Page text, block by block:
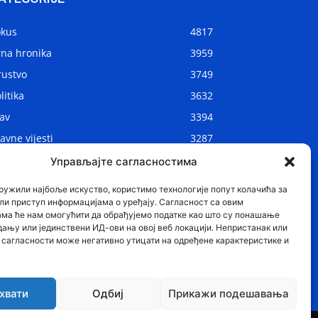
Управљајте сагласностима
најбоље искуство, користимо технологије попут колачића за
приступ информацијама о уређају. Сагласност са овим
ће нам омогућити да обрађујемо податке као што су понашање
или јединствени ИД-ови на овој веб локацији. Непристанак или
може негативно утицати на одређене карактеристике и
Одбиј Прикажи подешавања
4817
hronika
3959
3749
3632
3394
vijesti
3287
vijesti
2910